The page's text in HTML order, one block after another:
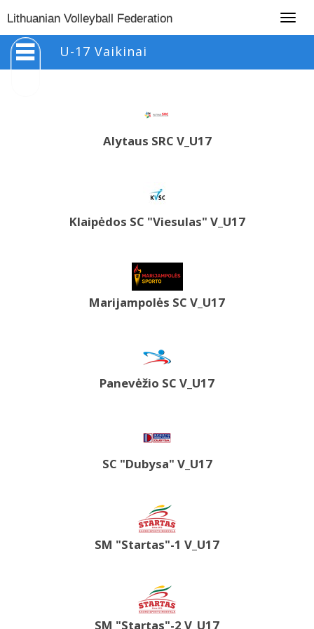
Lithuanian Volleyball Federation
U-17 Vaikinai
Alytaus SRC V_U17
Klaipėdos SC "Viesulas" V_U17
Marijampolės SC V_U17
Panevėžio SC V_U17
SC "Dubysa" V_U17
SM "Startas"-1 V_U17
SM "Startas"-2 V_U17